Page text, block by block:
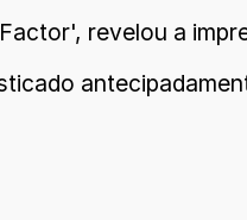
revelou a